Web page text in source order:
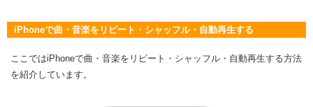
iPhoneで曲・音楽をリピート・シャッフル・自動再生する
ここではiPhoneで曲・音楽をリピート・シャッフル・自動再生する方法
を紹介しています。